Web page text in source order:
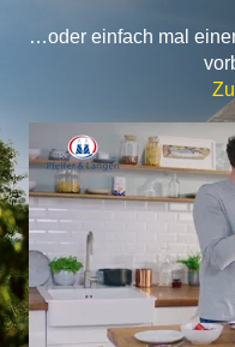
…oder einfach mal